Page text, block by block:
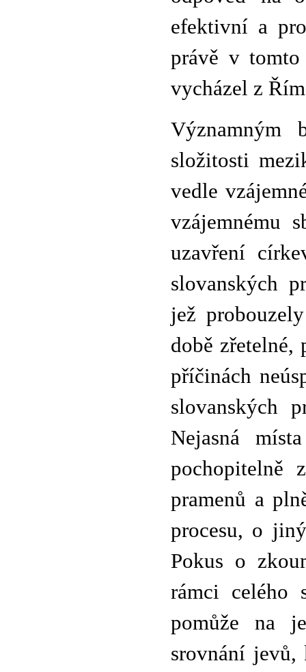
efektivní a
právě v
vycházel z
Významným
složitosti
vedle
vzájemnému
uzavření
slovanských
jež
době zřetelné,
příčinách
slovanských
Nejasná
pochopitelně
pramenů a
procesu, o
Pokus o
rámci celého
pomůže na
srovnání